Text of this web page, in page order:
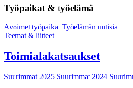
Työpaikat & työelämä
Avoimet työpaikat Työelämän uutisia
Teemat & liitteet
Toimialakatsaukset
Suurimmat 2025 Suurimmat 2024